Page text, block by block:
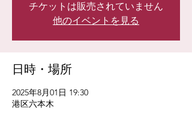
チケットは販売されていません
他のイベントを見る
日時・場所
2025年8月01日 19:30
港区六本木